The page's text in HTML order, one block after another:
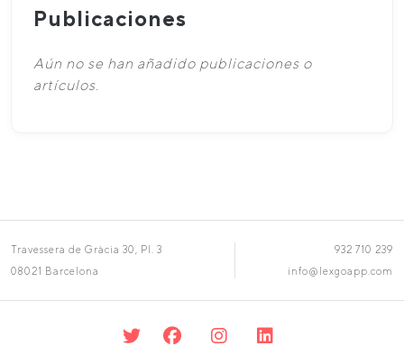
Publicaciones
Aún no se han añadido publicaciones o
artículos.
Travessera de Gràcia 30, Pl. 3
08021 Barcelona
932 710 239
info@lexgoapp.com